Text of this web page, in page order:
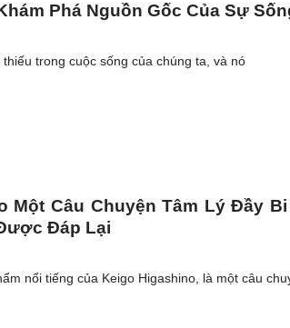
Phá Nguồn Gốc Của Sự
trong cuộc sống của chúng ta, và nó
Một Câu Chuyện Tâm Lý Đầy
Đáp Lại
nổi tiếng của Keigo Higashino, là một câu